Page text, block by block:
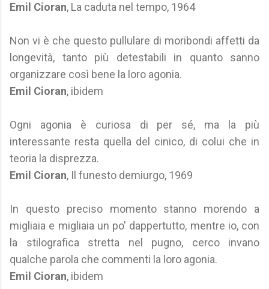
Emil Cioran, La caduta nel tempo, 1964
Non vi è che questo pullulare di moribondi affetti da
longevità, tanto più detestabili in quanto sanno
organizzare così bene la loro agonia.
Emil Cioran, ibidem
Ogni agonia è curiosa di per sé, ma la più
interessante resta quella del cinico, di colui che in
teoria la disprezza.
Emil Cioran, Il funesto demiurgo, 1969
In questo preciso momento stanno morendo a
migliaia e migliaia un po' dappertutto, mentre io, con
la stilografica stretta nel pugno, cerco invano
qualche parola che commenti la loro agonia.
Emil Cioran, ibidem